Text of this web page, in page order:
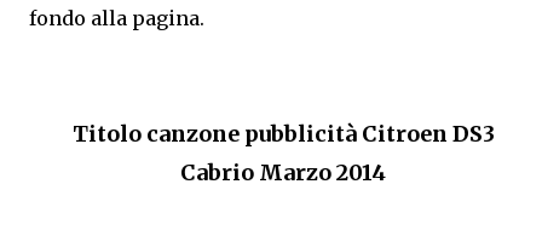
fondo alla pagina.
Titolo canzone pubblicità Citroen DS3
Cabrio Marzo 2014